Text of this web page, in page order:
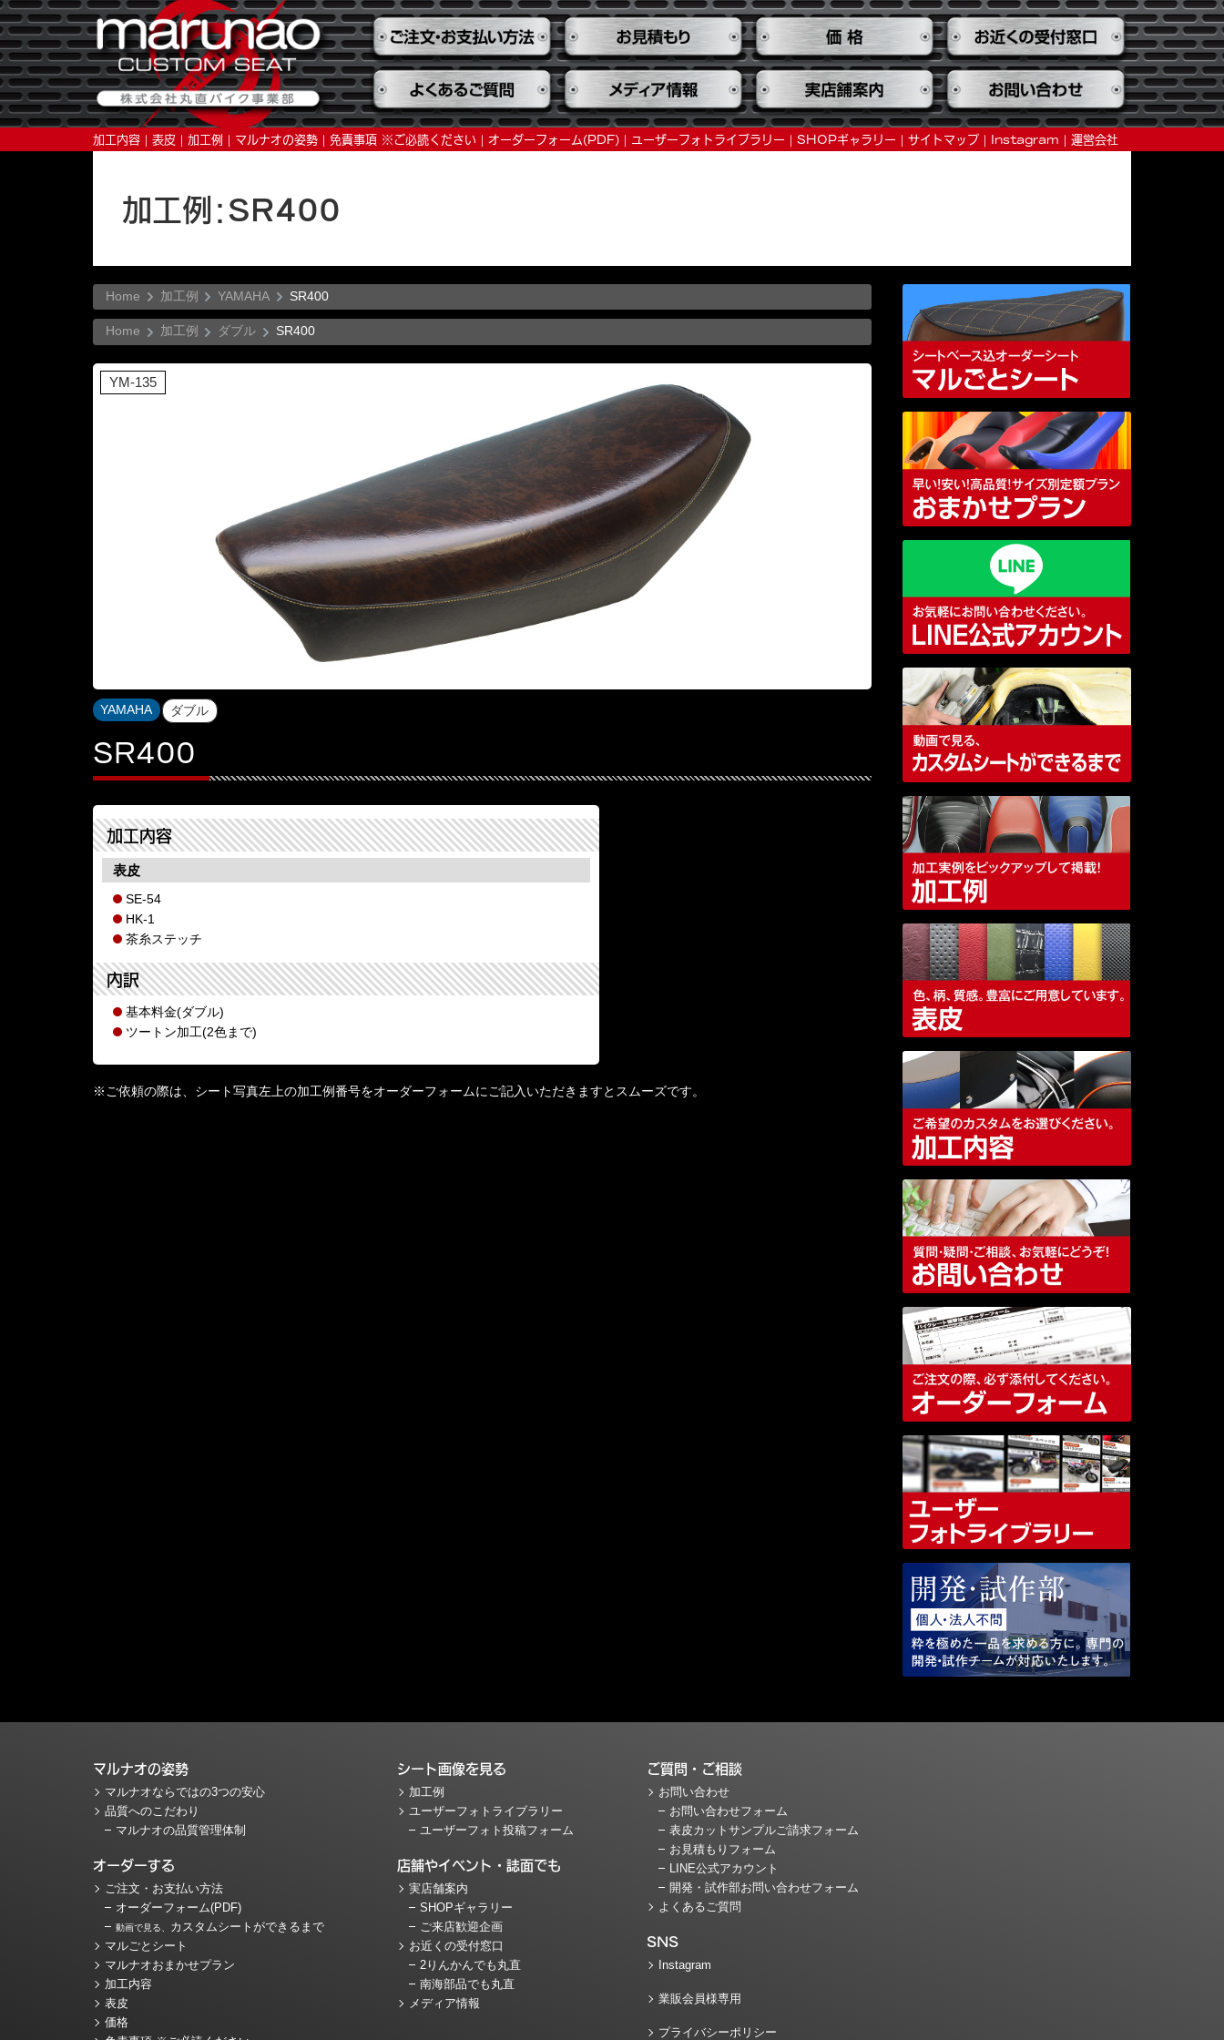
加工内容 表皮 加工例 マルナオの姿勢 免責事項 ※ご必読ください オーダーフォーム(PDF) ユーザーフォトライブラリー SHOPギャラリー サイトマップ Instagram 運営会社
加工例：SR400
Home 加工例 YAMAHA SR400
Home 加工例 ダブル SR400
YM-135
YAMAHA ダブル
SR400
加工内容
表皮
SE-54
HK-1
茶糸ステッチ
内訳
基本料金(ダブル)
ツートン加工(2色まで)
※ご依頼の際は、シート写真左上の加工例番号をオーダーフォームにご記入いただきますとスムーズです。
マルナオの姿勢
マルナオならではの3つの安心
品質へのこだわり
マルナオの品質管理体制
オーダーする
ご注文・お支払い方法
オーダーフォーム(PDF)
動画で見る、 カスタムシートができるまで
マルごとシート
マルナオおまかせプラン
加工内容
表皮
価格
シート画像を見る
加工例
ユーザーフォトライブラリー
ユーザーフォト投稿フォーム
店舗やイベント・誌面でも
実店舗案内
SHOPギャラリー
ご来店歓迎企画
お近くの受付窓口
2りんかんでも丸直
南海部品でも丸直
メディア情報
ご質問・ご相談
お問い合わせ
お問い合わせフォーム
表皮カットサンプルご請求フォーム
お見積もりフォーム
LINE公式アカウント
開発・試作部お問い合わせフォーム
よくあるご質問
SNS
Instagram
業販会員様専用
プライバシーポリシー